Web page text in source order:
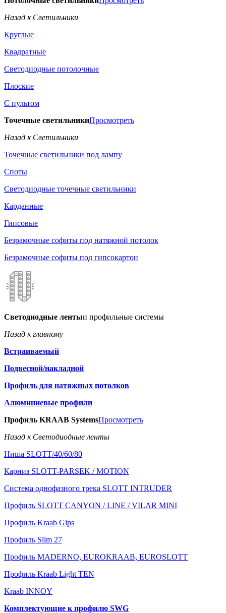
Назад к Светильники
Круглые
Квадратные
Светодиодные потолочные
Плоские
С пультом
Точечные светильникиПросмотреть
Назад к Светильники
Точечные светильники под лампу
Споты
Светодиодные точечные светильники
Карданные
Гипсовые
Безрамочные софиты под натяжной потолок
Безрамочные софиты под гипсокартон
Светодиодные лентыи профильные системы
Назад к главному
Встраиваемый
Подвесной/накладной
Профиль для натяжных потолков
Алюминиевые профили
Профиль KRAAB SystemsПросмотреть
Назад к Светодиодные ленты
Ниша SLOTT/40/60/80
Карниз SLOTT-PARSEK / MOTION
Система однофазного трека SLOTT INTRUDER
Профиль SLOTT CANYON / LINE / VILAR MINI
Профиль Kraab Gips
Профиль Slim 27
Профиль MADERNO, EUROKRAAB, EUROSLOTT
Профиль Kraab Light TEN
Kraab INNOY
Комплектующие к профилю SWG